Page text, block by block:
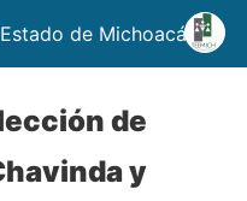
de Michoacán
de
y